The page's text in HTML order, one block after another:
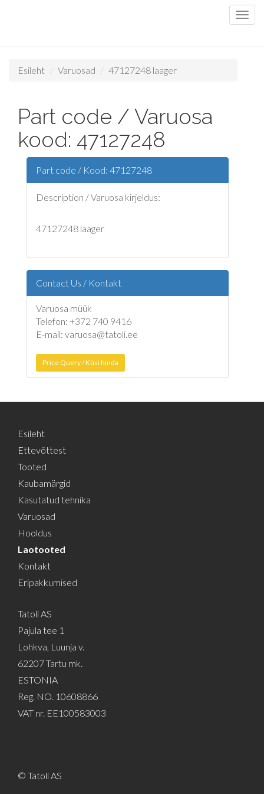
Esileht Varuosad 47127248 laager
Part code / Varuosa
kood: 47127248
Part code / Kood: 47127248
Description / Varuosa kirjeldus:
47127248 laager
Contact Us / Kontakt
Varuosa müük
Telefon: +372 740 9416
E-mail: varuosa@tatoli.ee
Price Query / Küsi hinda
Esileht
Ettevõttest
Tooted
Kaubamärgid
Kasutatud tehnika
Varuosad
Hooldus
Laotooted
Kontakt
Eripakkumised
Tatoli AS
Pajula tee 1
Lohkva, Luunja v.
62207 Tartu mk.
ESTONIA
Reg. NO. 10608866
VAT nr. EE100583003
© Tatoli AS